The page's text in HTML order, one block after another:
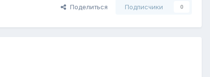
Поделиться Подписчики 0